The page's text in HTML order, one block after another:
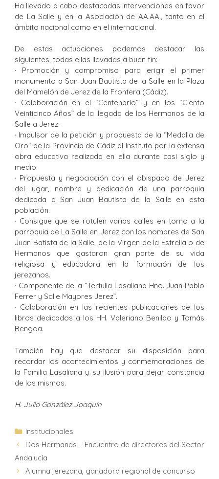
Ha llevado a cabo destacadas intervenciones en favor
de La Salle y en la Asociación de AA.AA., tanto en el
ámbito nacional como en el internacional.
De estas actuaciones podemos destacar las
siguientes, todas ellas llevadas a buen fin:
· Promoción y compromiso para erigir el primer
monumento a San Juan Bautista de la Salle en la Plaza
del Mamelón de Jerez de la Frontera (Cádiz).
· Colaboración en el “Centenario” y en los “Ciento
Veinticinco Años” de la llegada de los Hermanos de la
Salle a Jerez.
· Impulsor de la petición y propuesta de la “Medalla de
Oro” de la Provincia de Cádiz al Instituto por la extensa
obra educativa realizada en ella durante casi siglo y
medio.
· Propuesta y negociación con el obispado de Jerez
del lugar, nombre y dedicación de una parroquia
dedicada a San Juan Bautista de la Salle en esta
población.
· Consigue que se rotulen varias calles en torno a la
parroquia de La Salle en Jerez con los nombres de San
Juan Batista de la Salle, de la Virgen de la Estrella o de
Hermanos que gastaron gran parte de su vida
religiosa y educadora en la formación de los
jerezanos.
· Componente de la “Tertulia Lasaliana Hno. Juan Pablo
Ferrer y Salle Mayores Jerez”.
· Colaboración en las recientes publicaciones de los
libros dedicados a los HH. Valeriano Benildo y Tomás
Bengoa.
También hay que destacar su disposición para
recordar los acontecimientos y conmemoraciones de
la Familia Lasaliana y su ilusión para dejar constancia
de los mismos.
H. Julio González Joaquín
Institucionales
Dos Hermanas – Encuentro de directores del Sector
Andalucía
Alumna jerezana, ganadora regional de concurso